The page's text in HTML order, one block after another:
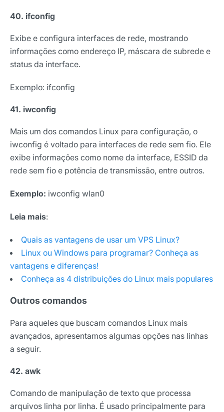
40. ifconfig
Exibe e configura interfaces de rede, mostrando
informações como endereço IP, máscara de subrede e
status da interface.
Exemplo: ifconfig
41. iwconfig
Mais um dos comandos Linux para configuração, o
iwconfig é voltado para interfaces de rede sem fio. Ele
exibe informações como nome da interface, ESSID da
rede sem fio e potência de transmissão, entre outros.
Exemplo: iwconfig wlan0
Leia mais:
Quais as vantagens de usar um VPS Linux?
Linux ou Windows para programar? Conheça as
vantagens e diferenças!
Conheça as 4 distribuições do Linux mais populares
Outros comandos
Para aqueles que buscam comandos Linux mais
avançados, apresentamos algumas opções nas linhas
a seguir.
42. awk
Comando de manipulação de texto que processa
arquivos linha por linha. É usado principalmente para